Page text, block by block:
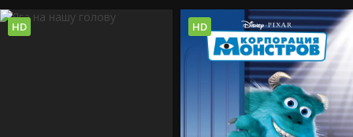
HD HD